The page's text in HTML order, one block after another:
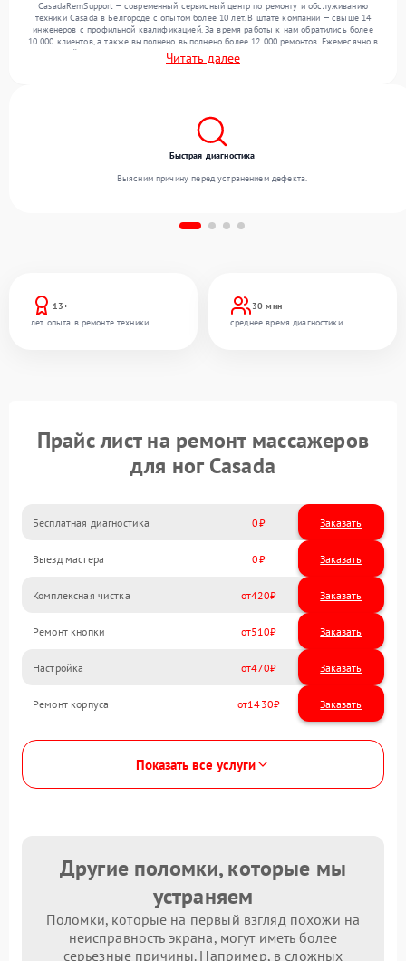
CasadaRemSupport — современный сервисный центр по ремонту и обслуживанию
техники Casada в Белгороде с опытом более 10 лет. В штате компании — свыше 14
инженеров с профильной квалификацией. За время работы к нам обратились более
10 000 клиентов, а также выполнено выполнено более 12 000 ремонтов. Ежемесячно в
сервисный центр поступает свыше 300 единиц техники, включая , , . Мы работаем с
широким спектром неисправностей и обеспечиваем надежный результат благодаря
Читать далее
13+
лет опыта в ремонте техники
30 мин
среднее время диагностики
Быстрая диагностика
Выясним причину перед устранением дефекта.
Прайс лист на ремонт массажеров
для ног Casada
Бесплатная диагностика 0 Заказать
Выезд мастера 0 Заказать
Комплексная чистка 420
Ремонт кнопки 510
Настройка 470
Ремонт корпуса 1430
Показать все услуги
Другие поломки, которые мы
устраняем
Поломки, которые на первый взгляд похожи на
неисправность экрана, могут иметь более
серьезные причины. Например, в сложных